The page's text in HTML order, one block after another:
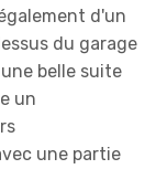
d'un
du garage
belle suite
un
une partie